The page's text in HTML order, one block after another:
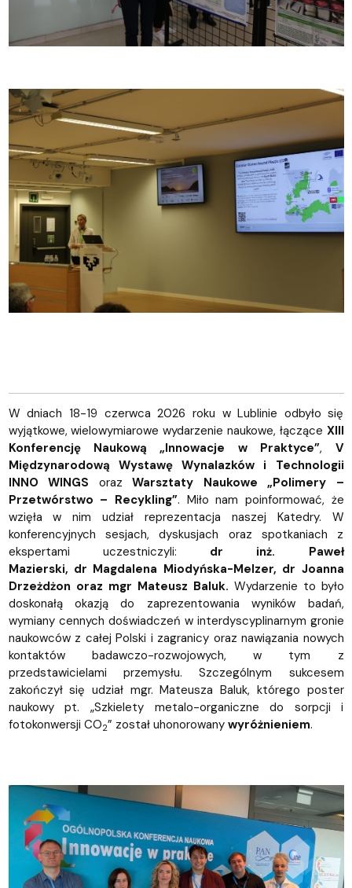
W dniach 18-19 czerwca 2026 roku w Lublinie odbyło się
wyjątkowe, wielowymiarowe wydarzenie naukowe, łączące XIII
Konferencję Naukową „Innowacje w Praktyce”, V
Międzynarodową Wystawę Wynalazków i Technologii
INNO WINGS oraz Warsztaty Naukowe „Polimery –
Przetwórstwo – Recykling”. Miło nam poinformować, że
wzięła w nim udział reprezentacja naszej Katedry. W
konferencyjnych sesjach, dyskusjach oraz spotkaniach z
ekspertami uczestniczyli: dr inż. Paweł
Mazierski, dr Magdalena Miodyńska-Melzer, dr Joanna
Drzeżdżon oraz mgr Mateusz Baluk. Wydarzenie to było
doskonałą okazją do zaprezentowania wyników badań,
wymiany cennych doświadczeń w interdyscyplinarnym gronie
naukowców z całej Polski i zagranicy oraz nawiązania nowych
kontaktów badawczo-rozwojowych, w tym z
przedstawicielami przemysłu. Szczególnym sukcesem
zakończył się udział mgr. Mateusza Baluk, którego poster
naukowy pt. „Szkielety metalo-organiczne do sorpcji i
fotokonwersji CO2” został uhonorowany wyróżnieniem.